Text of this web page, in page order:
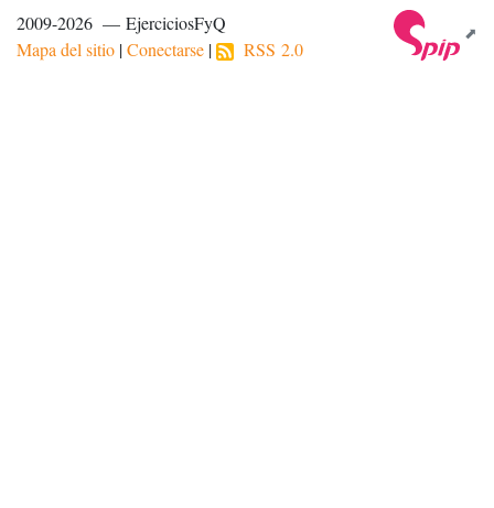
2009-2026 — EjerciciosFyQ
Mapa del sitio |Conectarse | RSS 2.0